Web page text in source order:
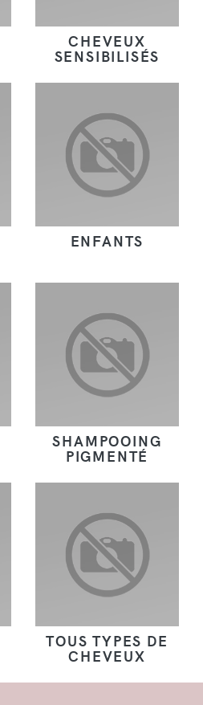
CHEVEUX
SENSIBILISÉS
ENFANTS
SHAMPOOING
PIGMENTÉ
TOUS TYPES DE
CHEVEUX